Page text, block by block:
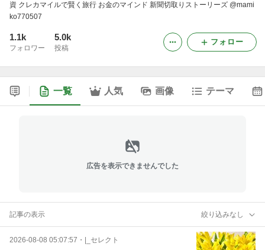
資 クレカマイルで賢く旅行 お金のマインド 新聞切取りストーリーズ @mami
ko770507
1.1k
フォロワー
5.0k
投稿
フォロー
一覧 人気 画像 テーマ
広告を表示できませんでした
記事の表示 絞り込みなし
2026-08-08 05:07:57 ・ |_セレクト